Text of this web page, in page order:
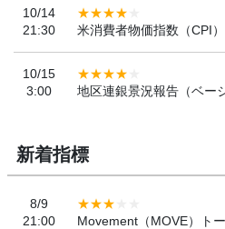
10/14
21:30
米消費者物価指数（CPI
10/15
3:00
地区連銀景況報告（ベー
新着指標
8/9
21:00
Movement（MOVE）ト